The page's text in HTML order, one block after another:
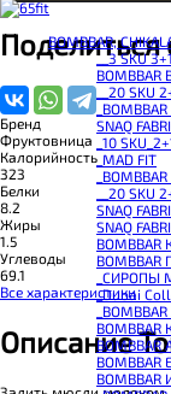
BOMBBAR,
__3 SKU
__20 SKU
SNAQ
_10
_MAD FIT
__20 SKU
SNAQ
SNAQ
BOMBBAR
_CИРОПЫ
_Dubai
BOMBBAR
BOMBBAR
BOMBBAR
BOMBBAR
Поделиться
Бренд
Фруктовница
Калорийность
323
Белки
8.2
Жиры
1.5
Углеводы
69.1
Все характеристики
Описание